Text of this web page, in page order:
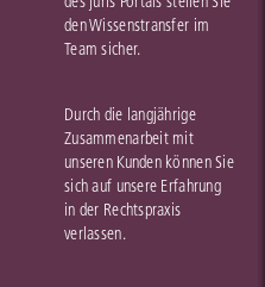
den Wissenstransfer im
Team sicher.
Durch die langjährige
Zusammenarbeit mit
unseren Kunden können Sie
sich auf unsere Erfahrung
in der Rechtspraxis
verlassen.